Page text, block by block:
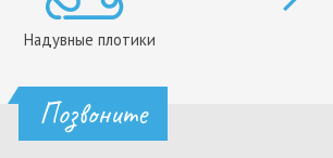
Надувные плотики
Позвоните